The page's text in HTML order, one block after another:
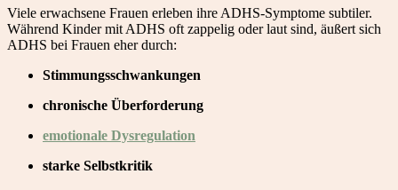
Viele erwachsene Frauen erleben ihre ADHS-Symptome subtiler.
Während Kinder mit ADHS oft zappelig oder laut sind, äußert sich
ADHS bei Frauen eher durch:
Stimmungsschwankungen
chronische Überforderung
emotionale Dysregulation
starke Selbstkritik